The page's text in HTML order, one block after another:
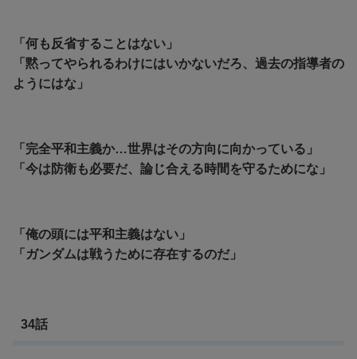
「何も反省することはない」
「 黙ってやられるわけにはいかないだろ、過去の指導者の
ようにはな」
「完全平和主義か…世界はその方向に向かっている」
「 今は防衛も必要だ、論じ合える時間を守るためにな」
「俺の頭には平和主義はない」
「ガンダムは戦うために存在するのだ」
34話